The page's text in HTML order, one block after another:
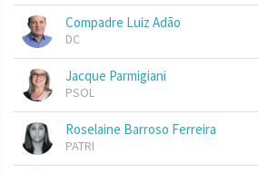
Compadre Luiz Adão
DC
Jacque Parmigiani
PSOL
Roselaine Barroso Ferreira
PATRI